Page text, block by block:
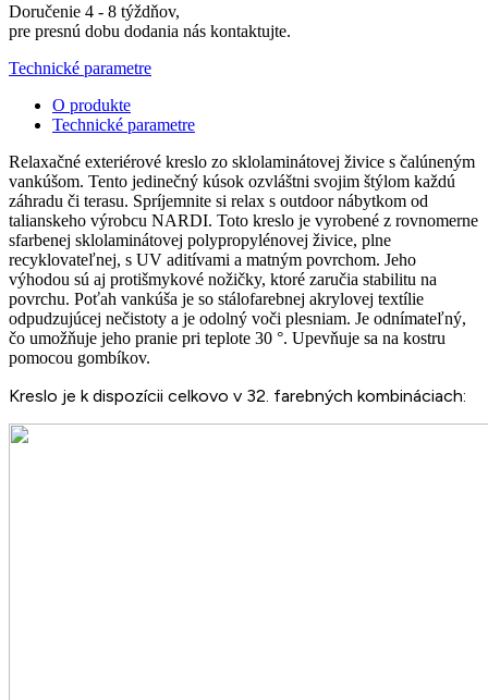
Doručenie 4 - 8 týždňov,
pre presnú dobu dodania nás kontaktujte.
Technické parametre
O produkte
Technické parametre
Relaxačné exteriérové kreslo zo sklolaminátovej živice s čalúneným
vankúšom. Tento jedinečný kúsok ozvláštni svojim štýlom každú
záhradu či terasu. Spríjemnite si relax s outdoor nábytkom od
talianskeho výrobcu NARDI. Toto kreslo je vyrobené z rovnomerne
sfarbenej sklolaminátovej polypropylénovej živice, plne
recyklovateľnej, s UV aditívami a matným povrchom. Jeho
výhodou sú aj protišmykové nožičky, ktoré zaručia stabilitu na
povrchu. Poťah vankúša je so stálofarebnej akrylovej textílie
odpudzujúcej nečistoty a je odolný voči plesniam. Je odnímateľný,
čo umožňuje jeho pranie pri teplote 30 °. Upevňuje sa na kostru
pomocou gombíkov.
Kreslo je k dispozícii celkovo v 32. farebných kombináciach: